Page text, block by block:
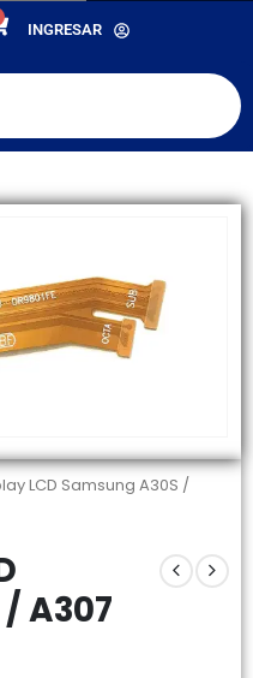
INGRESAR
LCD Samsung A30S /
A307